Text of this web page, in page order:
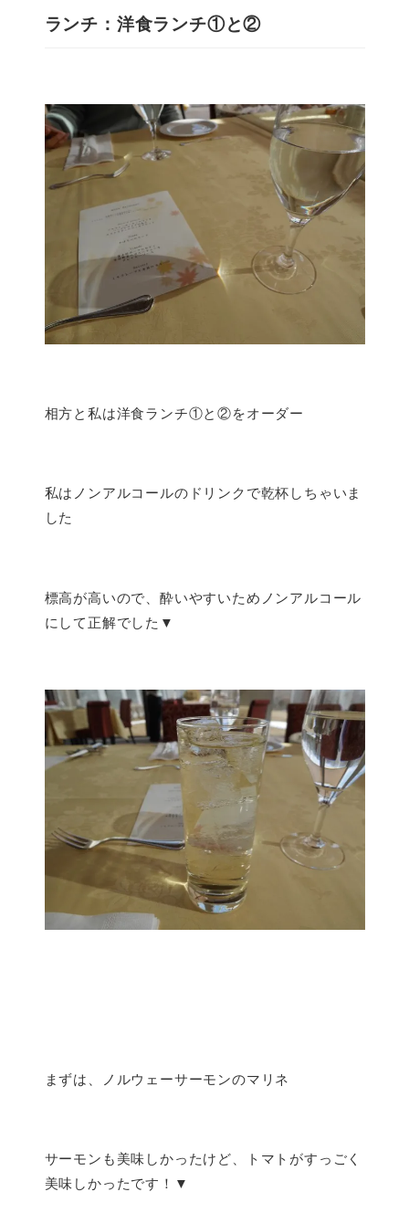
ランチ：洋食ランチ①と②
相方と私は洋食ランチ①と②をオーダー
私はノンアルコールのドリンクで乾杯しちゃいま
した
標高が高いので、酔いやすいためノンアルコール
にして正解でした▼
まずは、ノルウェーサーモンのマリネ
サーモンも美味しかったけど、トマトがすっごく
美味しかったです！▼